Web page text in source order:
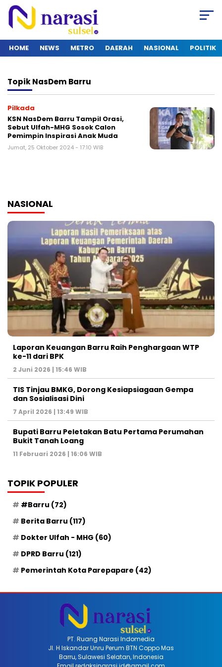
HOME NEWS METRO DAERAH NASIONAL POLITIK
TopikNasDem Barru
Pilkada
KSN NasDem Barru Tampil Orasi,
Sebut Ulfah-MHG Sosok Calon
Pemimpin Inspirasi Anak Muda
Jumat, 25 Oktober 2024 - 17:10 WIB
NASIONAL
Laporan Keuangan Barru Raih Penghargaan WTP
ke-11 dari BPK
2 Juni 2026 | 15:46 WIB
TIS Tinjau BMKG, Dorong Kesiapsiagaan Gempa
dan Sosialisasi Dini
7 April 2026 | 13:49 WIB
Bupati Barru Peletakan Batu Pertama Perumahan
Bukit Tanah Loang
11 Februari 2026 | 16:06 WIB
TOPIK POPULER
#Barru (72)
Berita Barru (117)
Dokter Ulfah - MHG (60)
DPRD Barru (121)
Pemerintah Kota Parepapare (42)
PT. Ruang Narasi Indomedia
Jl. H Iskandar Unru Perum BTN Coppo Mas
Barru, Sulawesi Selatan, Indonesia